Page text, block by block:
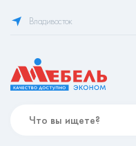
Владивосток